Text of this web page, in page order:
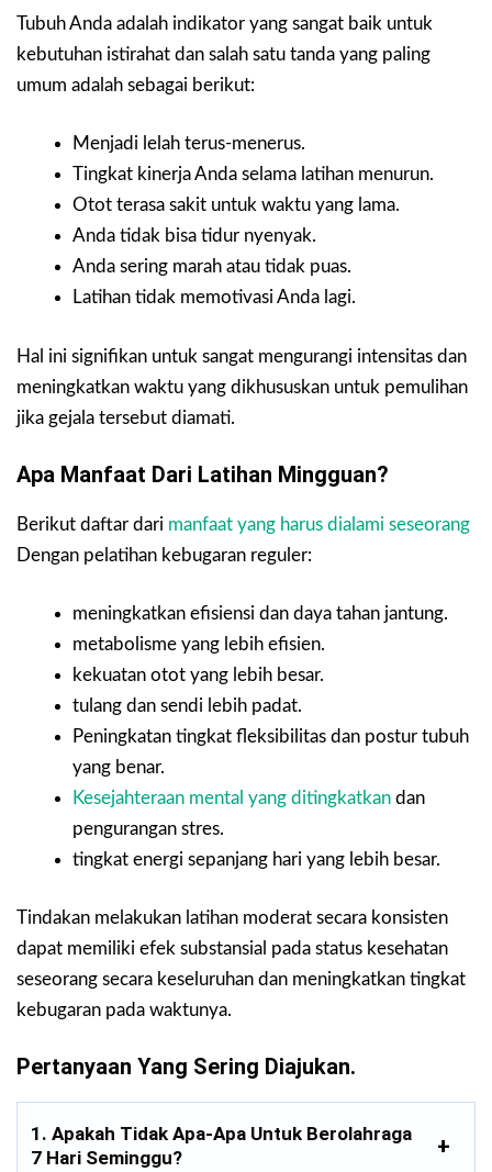
Tubuh Anda adalah indikator yang sangat baik untuk
kebutuhan istirahat dan salah satu tanda yang paling
umum adalah sebagai berikut:
Menjadi lelah terus-menerus.
Tingkat kinerja Anda selama latihan menurun.
Otot terasa sakit untuk waktu yang lama.
Anda tidak bisa tidur nyenyak.
Anda sering marah atau tidak puas.
Latihan tidak memotivasi Anda lagi.
Hal ini signifikan untuk sangat mengurangi intensitas dan
meningkatkan waktu yang dikhususkan untuk pemulihan
jika gejala tersebut diamati.
Apa Manfaat Dari Latihan Mingguan?
Berikut daftar dari manfaat yang harus dialami seseorang
Dengan pelatihan kebugaran reguler:
meningkatkan efisiensi dan daya tahan jantung.
metabolisme yang lebih efisien.
kekuatan otot yang lebih besar.
tulang dan sendi lebih padat.
Peningkatan tingkat fleksibilitas dan postur tubuh
yang benar.
Kesejahteraan mental yang ditingkatkan dan
pengurangan stres.
tingkat energi sepanjang hari yang lebih besar.
Tindakan melakukan latihan moderat secara konsisten
dapat memiliki efek substansial pada status kesehatan
seseorang secara keseluruhan dan meningkatkan tingkat
kebugaran pada waktunya.
Pertanyaan Yang Sering Diajukan.
1. Apakah Tidak Apa-Apa Untuk Berolahraga
7 Hari Seminggu?